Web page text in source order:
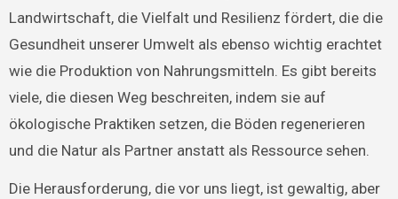
Landwirtschaft, die Vielfalt und Resilienz fördert, die die
Gesundheit unserer Umwelt als ebenso wichtig erachtet
wie die Produktion von Nahrungsmitteln. Es gibt bereits
viele, die diesen Weg beschreiten, indem sie auf
ökologische Praktiken setzen, die Böden regenerieren
und die Natur als Partner anstatt als Ressource sehen.
Die Herausforderung, die vor uns liegt, ist gewaltig, aber